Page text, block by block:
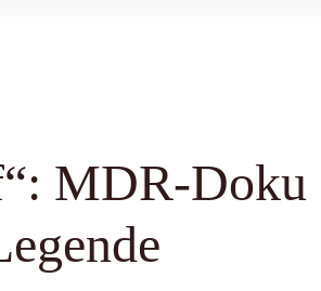
MDR-Doku